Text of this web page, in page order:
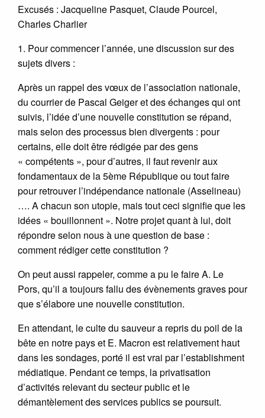
Excusés : Jacqueline Pasquet, Claude Pourcel,
Charles Charlier
1. Pour commencer l’année, une discussion sur des
sujets divers :
Après un rappel des vœux de l’association nationale,
du courrier de Pascal Geiger et des échanges qui ont
suivis, l’idée d’une nouvelle constitution se répand,
mais selon des processus bien divergents : pour
certains, elle doit être rédigée par des gens
« compétents », pour d’autres, il faut revenir aux
fondamentaux de la 5ème République ou tout faire
pour retrouver l’indépendance nationale (Asselineau)
…. A chacun son utopie, mais tout ceci signifie que les
idées « bouillonnent ». Notre projet quant à lui, doit
répondre selon nous à une question de base :
comment rédiger cette constitution ?
On peut aussi rappeler, comme a pu le faire A. Le
Pors, qu’il a toujours fallu des évènements graves pour
que s’élabore une nouvelle constitution.
En attendant, le culte du sauveur a repris du poil de la
bête en notre pays et E. Macron est relativement haut
dans les sondages, porté il est vrai par l’establishment
médiatique. Pendant ce temps, la privatisation
d’activités relevant du secteur public et le
démantèlement des services publics se poursuit.